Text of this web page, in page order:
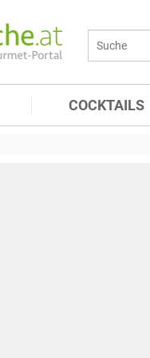
COCKTAILS